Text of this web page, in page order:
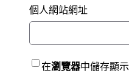
個人網站網址
在瀏覽器中儲存顯